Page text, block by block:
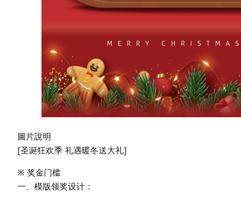
圖片說明
[圣诞狂欢季 礼遇暖冬送大礼]
※ 奖金门槛
一、模版领奖设计：